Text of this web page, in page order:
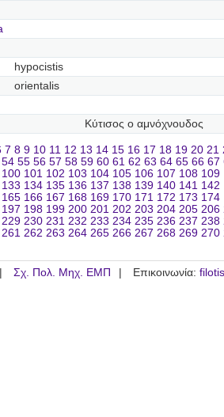
hypocistis
orientalis
Κύτισος ο αμνόχνουδος
7 8 9 10 11 12 13 14 15 16 17 18 19 20 21
54 55 56 57 58 59 60 61 62 63 64 65 66 67
100 101 102 103 104 105 106 107 108 109
133 134 135 136 137 138 139 140 141 142
165 166 167 168 169 170 171 172 173 174
197 198 199 200 201 202 203 204 205 206
229 230 231 232 233 234 235 236 237 238
261 262 263 264 265 266 267 268 269 270
Σχ. Πολ. Μηχ. ΕΜΠ Επικοινωνία: